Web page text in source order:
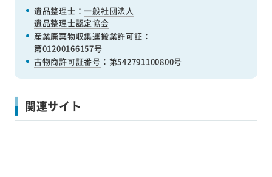
遺品整理士：一般社団法人
遺品整理士認定協会
産業廃棄物収集運搬業許可証 ：
第01200166157号
古物商許可証番号 ：第542791100800号
関連サイト